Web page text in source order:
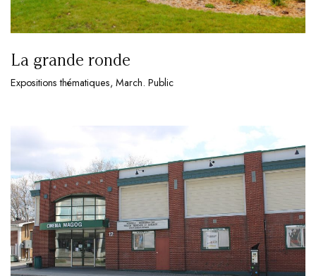
La grande ronde
Expositions thématiques, March. Public